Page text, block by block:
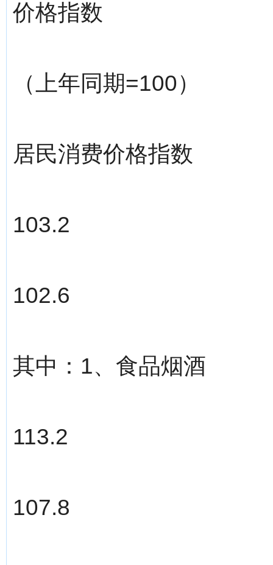
价格指数
（上年同期=100）
居民消费价格指数
103.2
102.6
其中：1、食品烟酒
113.2
107.8